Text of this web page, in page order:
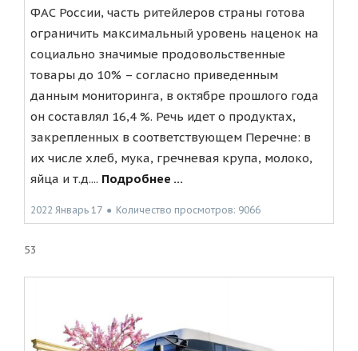
ФАС России, часть ритейлеров страны готова
ограничить максимальный уровень наценок на
социально значимые продовольственные
товары до 10% – согласно приведенным
данным мониторинга, в октябре прошлого года
он составлял 16,4 %. Речь идет о продуктах,
закрепленных в соответствующем Перечне: в
их числе хлеб, мука, гречневая крупа, молоко,
яйца и т.д.... Подробнее ...
2022 Январь 17 ● Количество просмотров: 9066
53